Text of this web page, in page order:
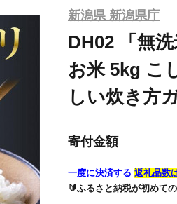
新潟県 新潟県庁
DH02 「無
お米 5kg こ
しい炊き方
寄付金額
一度に決済する 返礼品数
🔰ふるさと納税が初めて